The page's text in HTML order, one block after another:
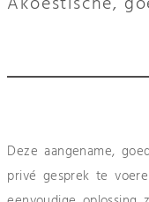
Deze aangename,
privé gesprek te